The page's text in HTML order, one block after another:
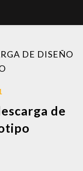
DE DISEÑO
de